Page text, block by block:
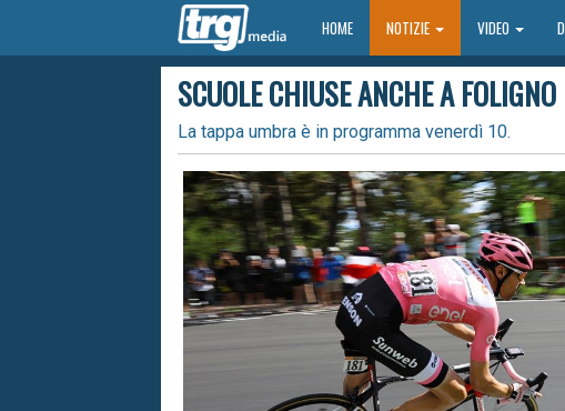
HOMEHOME NOTIZIE VIDEO
SCUOLE CHIUSE ANCHE A
La tappa umbra è in programma venerdì 10.